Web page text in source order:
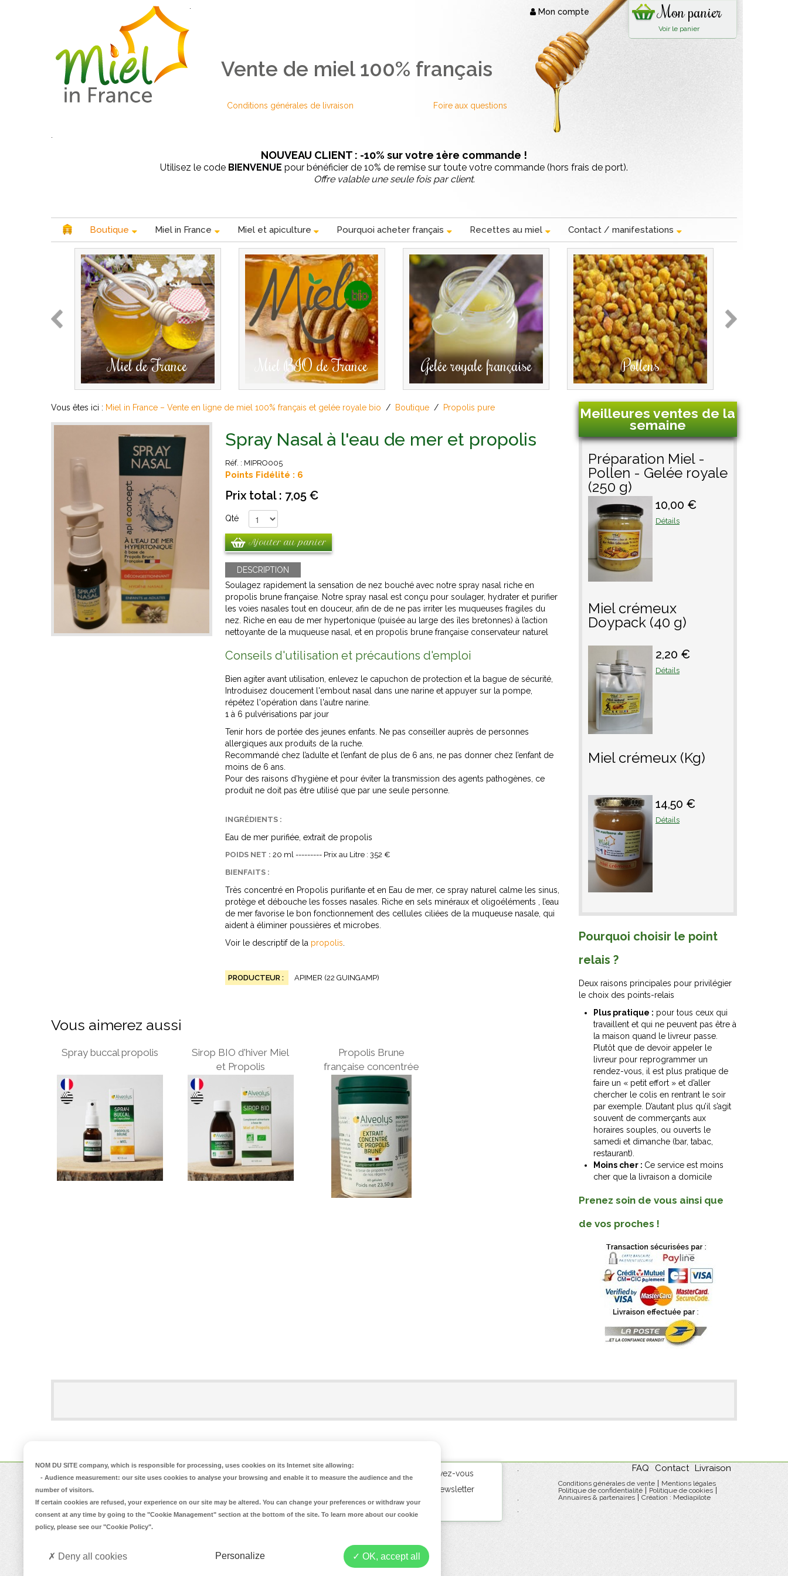
Mon panier
Voir le panier
Mon compte
Conditions générales de livraison Foire aux questions
NOUVEAU CLIENT : -10% sur votre 1ère commande !
Utilisez le code BIENVENUE pour bénéficier de 10% de remise sur toute votre commande (hors frais de port).
Offre valable une seule fois par client.
Vente de miel 100% français
Boutique Miel in France Miel et apiculture Pourquoi acheter français Recettes au miel Contact / manifestations
Miel de France Miel BIO de France Gelée royale française Pollens
Vous êtes ici : Miel in France – Vente en ligne de miel 100% français et gelée royale bio / Boutique / Propolis pure
Spray Nasal à l'eau de mer et propolis
Réf. : MIPRO005
Points Fidélité : 6
Prix total : 7,05 €
Qté
Ajouter au panier
DESCRIPTION
Soulagez rapidement la sensation de nez bouché avec notre spray nasal riche en
propolis brune française. Notre spray nasal est conçu pour soulager, hydrater et purifier
les voies nasales tout en douceur, afin de de ne pas irriter les muqueuses fragiles du
nez. Riche en eau de mer hypertonique (puisée au large des îles bretonnes) à l’action
nettoyante de la muqueuse nasal, et en propolis brune française conservateur naturel
Conseils d'utilisation et précautions d'emploi
Bien agiter avant utilisation, enlevez le capuchon de protection et la bague de sécurité,
Introduisez doucement l'embout nasal dans une narine et appuyer sur la pompe,
répétez l'opération dans l'autre narine.
1 à 6 pulvérisations par jour
Tenir hors de portée des jeunes enfants. Ne pas conseiller auprès de personnes
allergiques aux produits de la ruche.
Recommandé chez l’adulte et l’enfant de plus de 6 ans, ne pas donner chez l’enfant de
moins de 6 ans.
Pour des raisons d'hygiène et pour éviter la transmission des agents pathogènes, ce
produit ne doit pas être utilisé que par une seule personne.
INGRÉDIENTS :
Eau de mer purifiée, extrait de propolis
POIDS NET :20 ml --------- Prix au Litre : 352 €
BIENFAITS :
Très concentré en Propolis purifiante et en Eau de mer, ce spray naturel calme les sinus,
protège et débouche les fosses nasales. Riche en sels minéraux et oligoéléments , l’eau
de mer favorise le bon fonctionnement des cellules ciliées de la muqueuse nasale, qui
aident à éliminer poussières et microbes.
Voir le descriptif de la propolis
PRODUCTEUR : APIMER (22 GUINGAMP)
Vous aimerez aussi
Spray buccal propolis
Sirop BIO d'hiver Miel
et Propolis
Propolis Brune
française concentrée
60 gélules
Meilleures ventes de la
semaine
Préparation Miel -
Pollen - Gelée royale
(250 g)
10,00 €
Détails
Miel crémeux
Doypack (40 g)
2,20 €
Détails
Miel crémeux (Kg)
14,50 €
Détails
Pourquoi choisir le point
relais ?
Deux raisons principales pour privilégier
le choix des points-relais
Plus pratique : pour tous ceux qui
travaillent et qui ne peuvent pas être à
la maison quand le livreur passe.
Plutôt que de devoir appeler le
livreur pour reprogrammer un
rendez-vous, il est plus pratique de
faire un « petit effort » et d’aller
chercher le colis en rentrant le soir
par exemple. D’autant plus qu’il s’agit
souvent de commerçants aux
horaires souples, ou ouverts le
samedi et dimanche (bar, tabac,
restaurant).
Moins cher : Ce service est moins
cher que la livraison a domicile
Prenez soin de vous ainsi que
de vos proches !
Qui sommes-nous ?
Nos valeurs
Notre passion
Vous êtes apiculteur ?
Vous voulez devenir Apiculteur ?
Inscrivez-vous
à la Newsletter
FAQ Contact Livraison
Conditions générales de vente
Mentions légales
Politique de confidentialité
Politique de cookies
Annuaires & partenaires
Création : Mediapilote
NOM DU SITE company, which is responsible for processing, uses cookies on its Internet site allowing:
- Audience measurement: our site uses cookies to analyse your browsing and enable it to measure the audience and the
number of visitors.
If certain cookies are refused, your experience on our site may be altered. You can change your preferences or withdraw your
consent at any time by going to the "Cookie Management" section at the bottom of the site. To learn more about our cookie
policy, please see our "Cookie Policy".
OK, accept all
Personalize
Deny all cookies